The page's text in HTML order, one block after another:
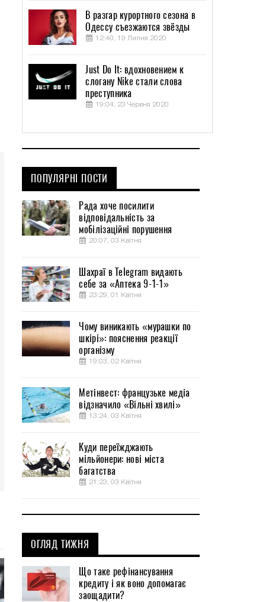
В разгар курортного сезона в
Одессу съезжаются звёзды
12:40, 19 Липня 2020
Just Do It: вдохновением к
слогану Nike стали слова
преступника
19:04, 23 Червня 2020
ПОПУЛЯРНІ ПОСТИ
Рада хоче посилити
відповідальність за
мобілізаційні порушення
20:07, 03 Квітня
Шахраї в Telegram видають
себе за «Аптека 9-1-1»
23:29, 01 Квітня
Чому виникають «мурашки по
шкірі»: пояснення реакції
організму
19:03, 02 Квітня
Метінвест: французьке медіа
відзначило «Вільні хвилі»
13:24, 03 Квітня
Куди переїжджають
мільйонери: нові міста
багатства
21:23, 03 Квітня
ОГЛЯД ТИЖНЯ
Що таке рефінансування
кредиту і як воно допомагає
заощадити?